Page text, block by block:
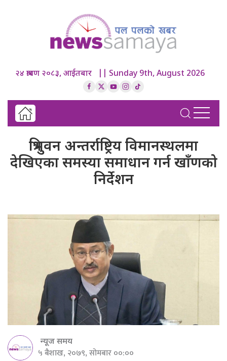
२४ श्रावण २०८३, आईतबार || Sunday 9th, August 2026
त्रिभुवन अन्तर्राष्ट्रिय विमानस्थलमा
देखिएका समस्या समाधान गर्न खाँणको
निर्देशन
न्यूज समय
५ बैशाख, २०७९, सोमबार ००:००